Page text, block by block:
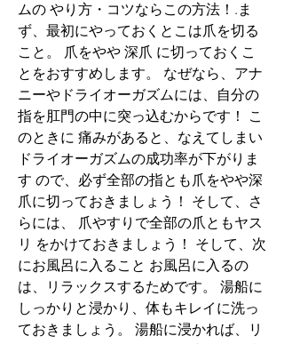
ムの やり方・コツならこの方法！.ま
ず、最初にやっておくとこは爪を切る
こと。 爪をやや 深爪 に切っておくこ
とをおすすめします。 なぜなら、アナ
ニーやドライオーガズムには、自分の
指を肛門の中に突っ込むからです！ こ
のときに 痛みがあると、なえてしまい
ドライオーガズムの成功率が下がりま
す ので、必ず全部の指とも爪をやや深
爪に切っておきましょう！ そして、さ
らには、 爪やすりで全部の爪ともヤス
リ をかけておきましょう！ そして、次
にお風呂に入ること お風呂に入るの
は、リラックスするためです。 湯船に
しっかりと浸かり、体もキレイに洗っ
ておきましょう。 湯船に浸かれば、リ